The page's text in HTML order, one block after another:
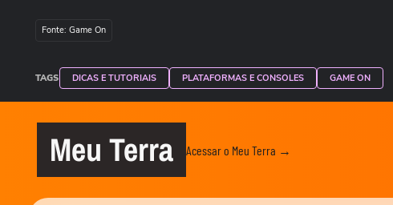
Fonte: Game On
TAGS DICAS E TUTORIAIS PLATAFORMAS E CONSOLES GAME ON
Meu Terra Acessar o Meu Terra →